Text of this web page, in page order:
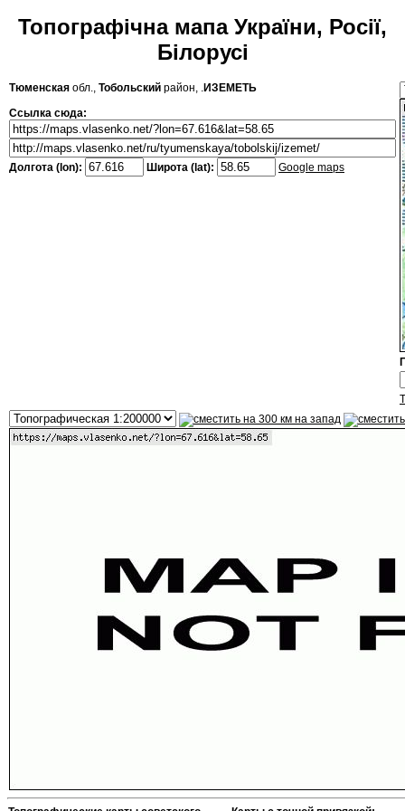
Топографічна мапа України, Росії,
Білорусі
Тюменская обл., Тобольский район, .ИЗЕМЕТЬ
Ссылка сюда:
Долгота (lon): Широта (lat): Google maps